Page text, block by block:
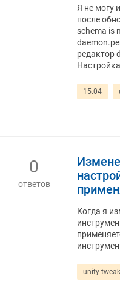
Я не могу
после
schema is
редактор
15.04
0
ответов
Когда я
unity-